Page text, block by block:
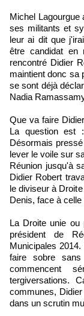
Michel Lagourgue
ses militants et
leur ai dit que
être candidat en
rencontré Didier
maintient donc sa
se sont déjà
Nadia
Que va faire
La question est
Désormais
lever le voile sur
Réunion jusqu'à
Didier Robert
le diviseur à
Denis, face à
La Droite unie
président de
Municipales
faire sobre
commencent
tergiversations.
communes,
dans un scrutin